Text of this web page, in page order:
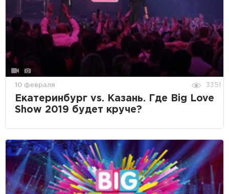
10 февраля 3351
Екатеринбург vs. Казань. Где Big Love
Show 2019 будет круче?